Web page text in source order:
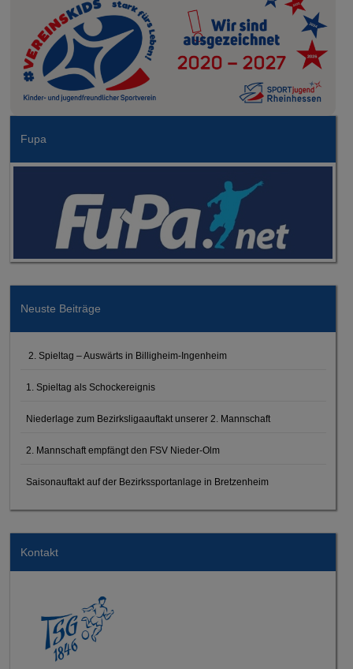
Fupa
Neuste Beiträge
2. Spieltag – Auswärts in Billigheim-Ingenheim
1. Spieltag als Schockereignis
Niederlage zum Bezirksligaauftakt unserer 2. Mannschaft
2. Mannschaft empfängt den FSV Nieder-Olm
Saisonauftakt auf der Bezirkssportanlage in Bretzenheim
Kontakt